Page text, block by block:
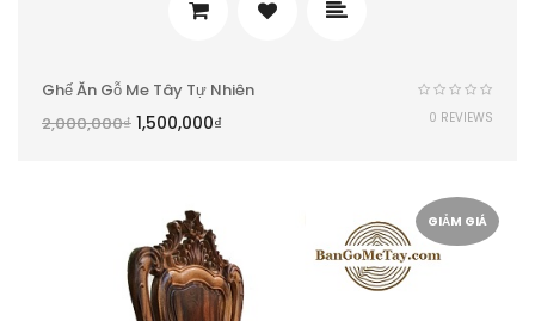
Ghế Ăn Gỗ Me Tây Tự Nhiên
2,000,000₫ 1,500,000₫ 0 REVIEWS
GIẢM GIÁ